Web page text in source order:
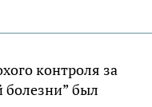
контроля за
болезни” был